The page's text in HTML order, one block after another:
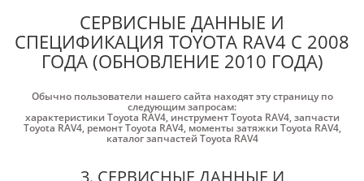
СЕРВИСНЫЕ ДАННЫЕ И
СПЕЦИФИКАЦИЯ TOYOTA RAV4 С 2008
ГОДА (ОБНОВЛЕНИЕ 2010 ГОДА)
Обычно пользователи нашего сайта находят эту страницу по
следующим запросам:
характеристики Toyota RAV4, инструмент Toyota RAV4,запчасти
Toyota RAV4, ремонт Toyota RAV4, моменты затяжки Toyota RAV4,
каталог запчастей Toyota RAV4
3. СЕРВИСНЫЕ ДАННЫЕ И